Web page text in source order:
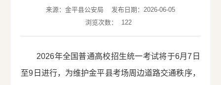
来源：金平县公安局
发布日期：2026-06-05
浏览次数：
122
2026年全国普通高校招生统一考试将于6月7日
至9日进行，为维护金平县考场周边道路交通秩序，